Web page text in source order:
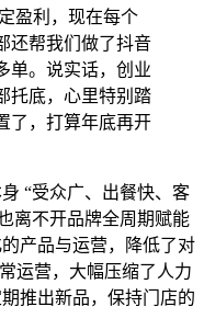
盈利，现在每个
还帮我们做了抖音
单。说实话，创业
托底，心里特别踏
了，打算年底再开
“受众广、出餐快、客
离不开品牌全周期赋能
产品与运营，降低了对
运营，大幅压缩了人力
推出新品，保持门店的